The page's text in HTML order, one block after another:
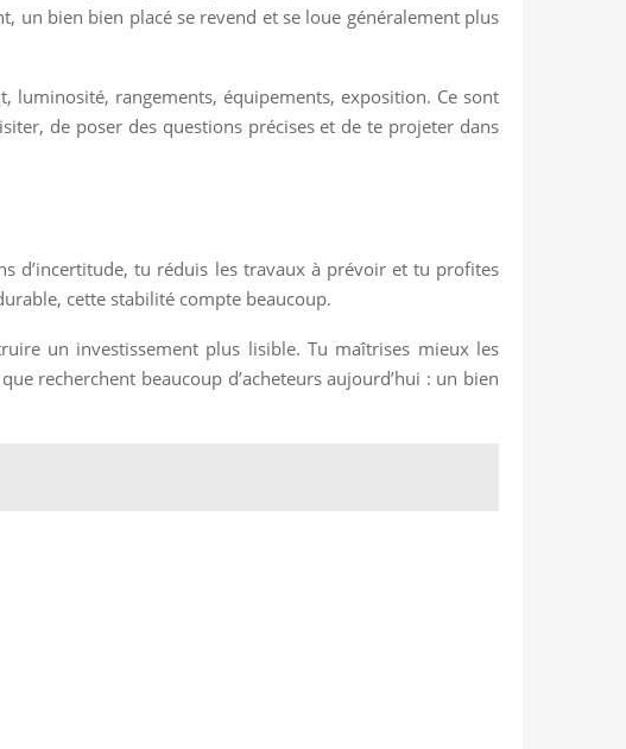
un bien bien placé se revend et se loue généralement plus
luminosité, rangements, équipements, exposition. Ce sont
de poser des questions précises et de te projeter dans
d’incertitude, tu réduis les travaux à prévoir et tu profites
cette stabilité compte beaucoup.
un investissement plus lisible. Tu maîtrises mieux les
recherchent beaucoup d’acheteurs aujourd’hui : un bien